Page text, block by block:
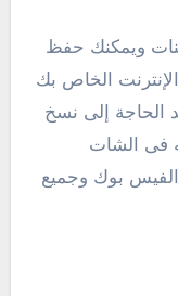
ويمكنك حفظ
الخاص بك
الحاجة إلى نسخ
فى الشات
بوك وجميع